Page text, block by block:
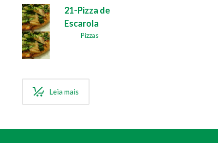
21-Pizza de
Escarola
Pizzas
Leia mais